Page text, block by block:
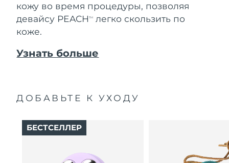
кожу во время процедуры, позволяя
девайсу PEACHTM
легко скользить по
коже.
Узнать больше
ДОБАВЬТЕ К УХОДУ
БЕСТСЕЛЛЕР